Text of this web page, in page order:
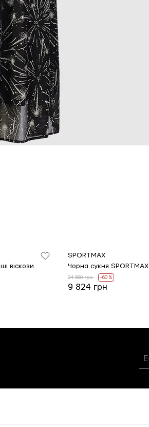
віскози
SPORTMAX
Чорна сукня SPORTMAX
24 560 грн -60 %
9 824 грн